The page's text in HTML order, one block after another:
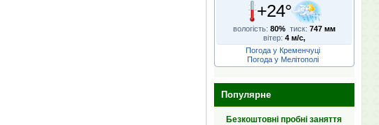
+24°
вологість: 80% тиск: 747 мм
вітер: 4 м/с,
Погода у Кременчуці
Погода у Мелітополі
Популярне
Безкоштовні пробні заняття